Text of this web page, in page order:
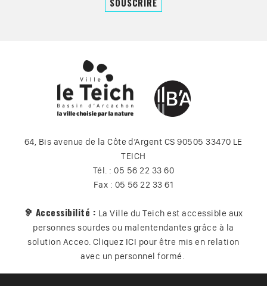
64, Bis avenue de la Côte d’Argent CS 90505 33470 LE
TEICH
Tél. : 05 56 22 33 60
Fax : 05 56 22 33 61
🦻 Accessibilité : La Ville du Teich est accessible aux
personnes sourdes ou malentendantes grâce à la
solution Acceo. Cliquez ICI pour être mis en relation
avec un personnel formé.